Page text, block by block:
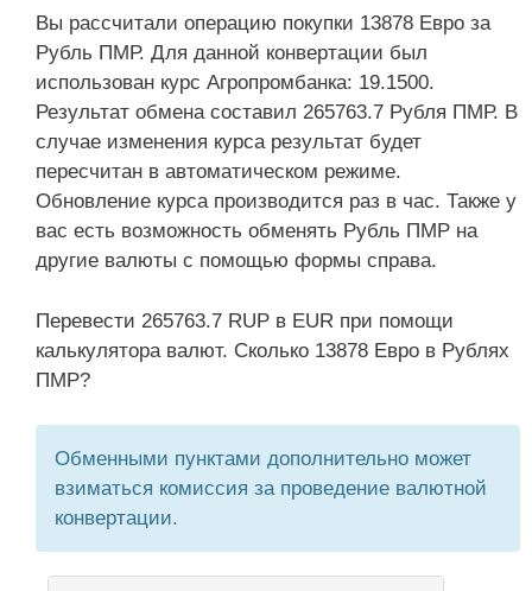
Вы рассчитали операцию покупки 13878 Евро за
Рубль ПМР. Для данной конвертации был
использован курс Агропромбанка: 19.1500.
Результат обмена составил 265763.7 Рубля ПМР. В
случае изменения курса результат будет
пересчитан в автоматическом режиме.
Обновление курса производится раз в час. Также у
вас есть возможность обменять Рубль ПМР на
другие валюты с помощью формы справа.
Перевести 265763.7 RUP в EUR при помощи
калькулятора валют. Сколько 13878 Евро в Рублях
ПМР?
Обменными пунктами дополнительно может
взиматься комиссия за проведение валютной
конвертации.